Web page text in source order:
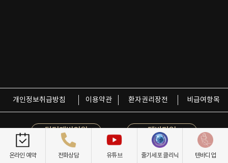
개인정보취급방침 이용약관 환자권리장전 비급여항목
닥터케빈의원 텐바디업
온라인 예약 전화상담 유튜브 줄기세포 클리닉 텐바디업